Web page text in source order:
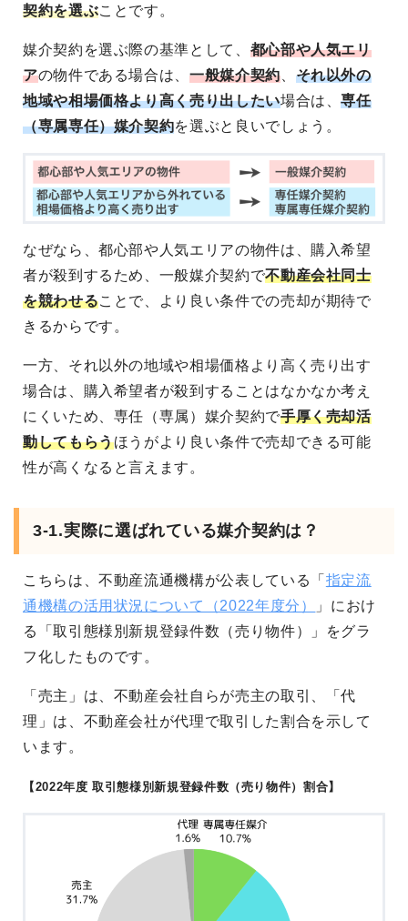
契約を選ぶことです。
媒介契約を選ぶ際の基準として、 都心部や人気エリ
アの物件である場合は、一般媒介契約、 それ以外の
地域や相場価格より高く売り出したい場合は、専任
（専属専任）媒介契約を選ぶと良いでしょう。
なぜなら、都心部や人気エリアの物件は、購入希望
者が殺到するため、一般媒介契約で不動産会社同士
を競わせることで、より良い条件での売却が期待で
きるからです。
一方、それ以外の地域や相場価格より高く売り出す
場合は、購入希望者が殺到することはなかなか考え
にくいため、専任（専属）媒介契約で手厚く売却活
動してもらうほうがより良い条件で売却できる可能
性が高くなると言えます。
3-1.実際に選ばれている媒介契約は？
こちらは、不動産流通機構が公表している「 指定流
通機構の活用状況について（2022年度分）
」におけ
る「取引態様別新規登録件数（売り物件）」をグラ
フ化したものです。
「売主」は、不動産会社自らが売主の取引、「代
理」は、不動産会社が代理で取引した割合を示して
います。
【2022年度 取引態様別新規登録件数（売り物件）割合】